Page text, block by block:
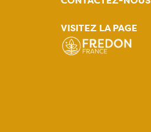
VISITEZ LA PAGE